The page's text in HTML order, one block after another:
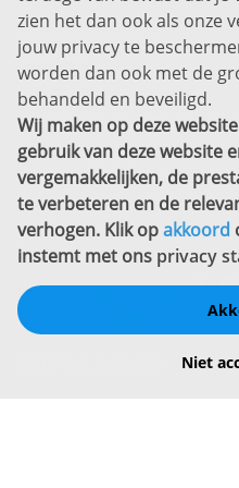
Privacyverklaring
Sitemap
Copyright
Bekijk ook eens
zien het dan ook als onze
jouw privacy te
worden dan ook met de
behandeld en beveiligd.
Wij maken op deze
gebruik van deze website
vergemakkelijken, de
te verbeteren en de
verhogen. Klik opakkoord
instemt met ons privacy
Niet